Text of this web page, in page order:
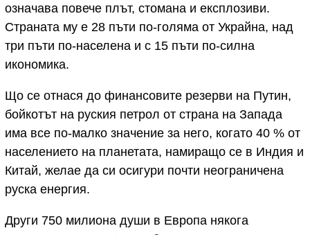
означава повече плът, стомана и експлозиви.
Страната му е 28 пъти по-голяма от Украйна, над
три пъти по-населена и с 15 пъти по-силна
икономика.
Що се отнася до финансовите резерви на Путин,
бойкотът на руския петрол от страна на Запада
има все по-малко значение за него, когато 40 % от
населението на планетата, намиращо се в Индия и
Китай, желае да си осигури почти неограничена
руска енергия.
Други 750 милиона души в Европа някога